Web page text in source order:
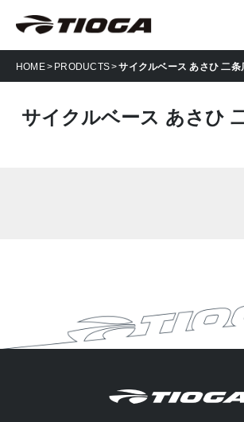
HOME PRODUCTS サイクルベース あさひ 二条
サイクルベース あさひ